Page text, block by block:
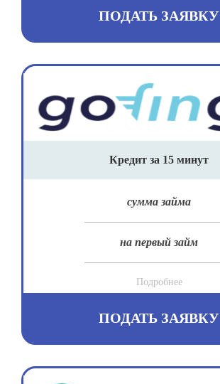
ПОДАТЬ ЗАЯВКУ
Кредит за 15 минут
сумма займа
на первый займ
Подробнее
ПОДАТЬ ЗАЯВКУ